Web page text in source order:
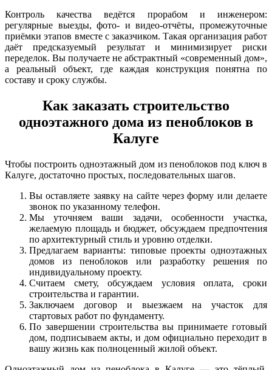
Контроль качества ведётся прорабом и инженером:
регулярные выезды, фото- и видео-отчёты, промежуточные
приёмки этапов вместе с заказчиком. Такая организация работ
даёт предсказуемый результат и минимизирует риски
переделок. Вы получаете не абстрактный «современный дом»,
а реальный объект, где каждая конструкция понятна по
составу и сроку службы.
Как заказать строительство
одноэтажного дома из пеноблоков в
Калуге
Чтобы построить одноэтажный дом из пеноблоков под ключ в
Калуге, достаточно простых, последовательных шагов.
Вы оставляете заявку на сайте через форму или делаете
звонок по указанному телефон.
Мы уточняем ваши задачи, особенности участка,
желаемую площадь и бюджет, обсуждаем предпочтения
по архитектурный стиль и уровню отделки.
Предлагаем варианты: типовые проекты одноэтажных
домов из пеноблоков или разработку решения по
индивидуальному проекту.
Считаем смету, обсуждаем условия оплата, сроки
строительства и гарантии.
Заключаем договор и выезжаем на участок для
стартовых работ по фундаменту.
По завершении строительства вы принимаете готовый
дом, подписываем акты, и дом официально переходит в
вашу жизнь как полноценный жилой объект.